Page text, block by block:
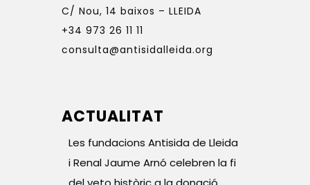
C/ Nou, 14 baixos – LLEIDA
+34 973 26 11 11
consulta@antisidalleida.org
ACTUALITAT
Les fundacions Antisida de Lleida
i Renal Jaume Arnó celebren la fi